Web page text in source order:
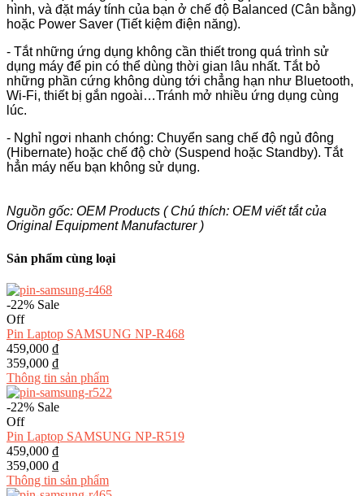
hình, và đặt máy tính của bạn ở chế độ Balanced (Cân bằng)
hoặc Power Saver (Tiết kiệm điện năng).
- Tắt những ứng dụng không cần thiết trong quá trình sử
dụng máy để pin có thể dùng thời gian lâu nhất. Tắt bỏ
những phần cứng không dùng tới chẳng hạn như Bluetooth,
Wi-Fi, thiết bị gắn ngoài…Tránh mở nhiều ứng dụng cùng
lúc.
- Nghỉ ngơi nhanh chóng: Chuyển sang chế độ ngủ đông
(Hibernate) hoặc chế độ chờ (Suspend hoặc Standby). Tắt
hẳn máy nếu bạn không sử dụng.
Nguồn gốc: OEM Products ( Chú thích: OEM viết tắt của
Original Equipment Manufacturer )
Sản phẩm cùng loại
-22% Sale
Off
Pin Laptop SAMSUNG NP-R468
459,000 ₫
359,000 ₫
Thông tin sản phẩm
-22% Sale
Off
Pin Laptop SAMSUNG NP-R519
459,000 ₫
359,000 ₫
Thông tin sản phẩm